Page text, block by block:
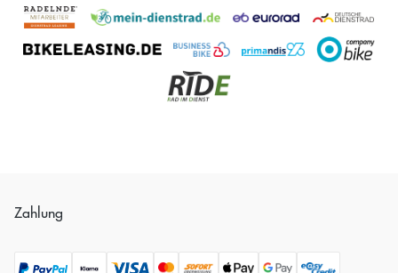
Zahlung